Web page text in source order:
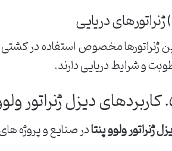
ژنراتورهای دریایی
ژنراتورها مخصوص استفاده در
و شرایط دریایی دارند.
پنتا
ژنراتور ولوو پنتادر صنایع و پروژه